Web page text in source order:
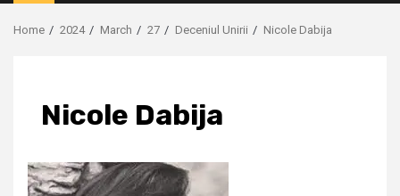
Menu
Home 2024 March 27 Deceniul Unirii Nicole Dabija
Nicole Dabija